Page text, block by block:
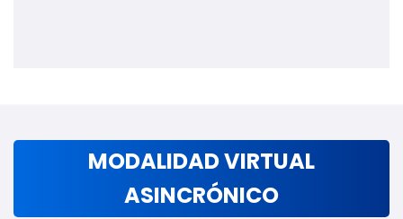
MODALIDAD VIRTUAL
ASINCRÓNICO